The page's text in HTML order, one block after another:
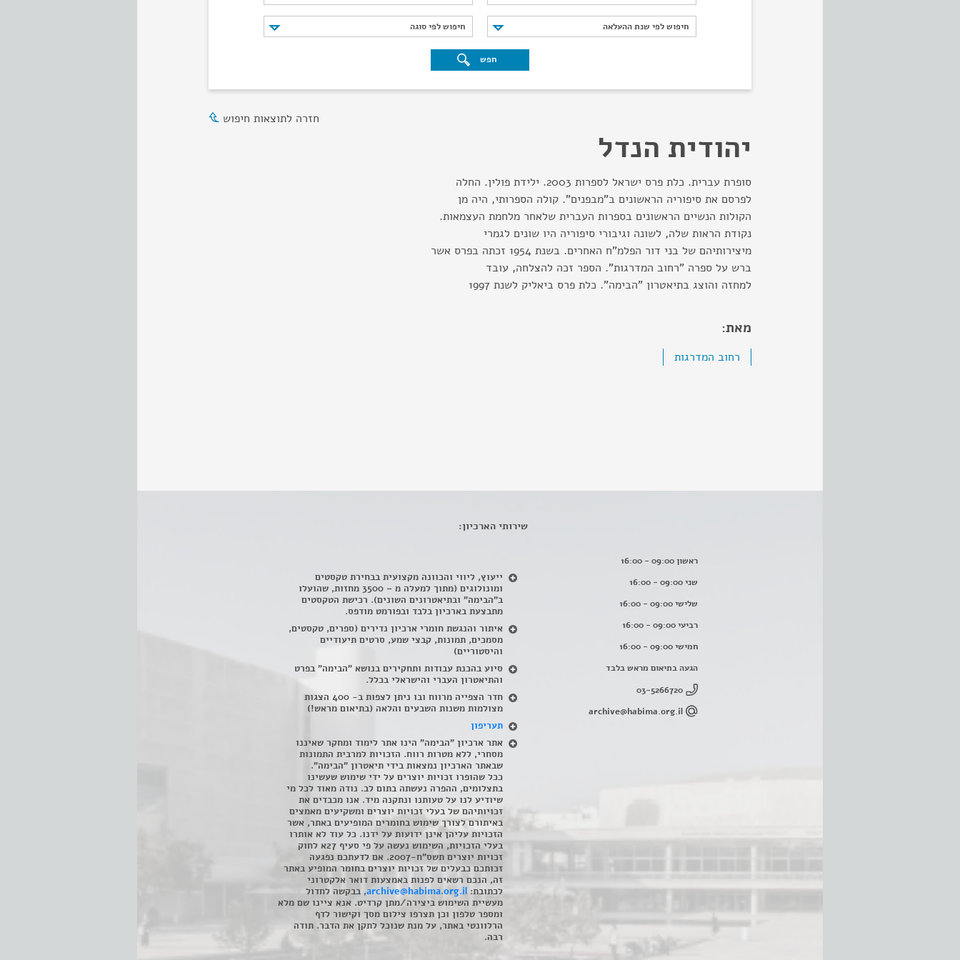
חיפוש לפי שנת ההעלאה
חיפוש לפי שנת ההעלאה חיפוש לפי סוגה
חיפוש לפי סוגה
חפש
חזרה לתוצאות חיפוש
יהודית הנדל
סופרת עברית. כלת פרס ישראל לספרות 2003. ילידת פולין. החלה
לפרסם את סיפוריה הראשונים ב"מבפנים". קולה הספרותי, היה מן
הקולות הנשיים הראשונים בספרות העברית שלאחר מלחמת העצמאות.
נקודת הראות שלה, לשונה וגיבורי סיפוריה היו שונים לגמרי
מיצירותיהם של בני דור הפלמ"ח האחרים. בשנת 1954 זכתה בפרס אשר
ברש על ספרה "רחוב המדרגות". הספר זכה להצלחה, עובד
למחזה והוצג בתיאטרון "הבימה". כלת פרס ביאליק לשנת 1997
מאת:
רחוב המדרגות
ראשון 09:00 - 16:00
שני 09:00 - 16:00
שלישי 09:00 - 16:00
רביעי 09:00 - 16:00
חמישי 09:00 - 16:00
הגעה בתיאום מראש בלבד
03-5266720
archive@habima.org.il
שירותי הארכיון:
ייעוץ, ליווי והכוונה מקצועית בבחירת טקסטים
ומונולוגים (מתוך למעלה מ – 3500 מחזות, שהועלו
ב"הבימה" ובתיאטרונים השונים). רכישת הטקסטים
מתבצעת בארכיון בלבד ובפורמט מודפס.
איתור והנגשת חומרי ארכיון נדירים (ספרים, טקסטים,
מסמכים, תמונות, קבצי שמע, סרטים תיעודיים
והיסטוריים)
סיוע בהכנת עבודות ותחקירים בנושא "הבימה" בפרט
והתיאטרון העברי והישראלי בכלל.
חדר הצפייה מרווח ובו ניתן לצפות ב- 400 הצגות
מצולמות משנות השבעים והלאה (בתיאום מראש!)
תעריפון
אתר ארכיון "הבימה" הינו אתר לימוד ומחקר שאיננו
מסחרי, ללא מטרות רווח. הזכויות למרבית התמונות
שבאתר הארכיון נמצאות בידי תיאטרון "הבימה".
ככל שהופרו זכויות יוצרים על ידי שימוש שעשינו
בתצלומים, ההפרה נעשתה בתום לב. נודה מאוד לכל מי
שיודיע לנו על טעותנו ונתקנה מיד. אנו מכבדים את
זכויותיהם של בעלי זכויות יוצרים ומשקיעים מאמצים
באיתורם לצורך שימוש בחומרים המופיעים באתר, אשר
הזכויות עליהן אינן ידועות על ידנו. כל עוד לא אותרו
בעלי הזכויות, השימוש נעשה על פי סעיף 27א לחוק
זכויות יוצרים תשס"ח-2007. אם לדעתכם נפגעה
זכותכם כבעלים של זכויות יוצרים בחומר המופיע באתר
זה, הנכם רשאים לפנות באמצעות דואר אלקטרוני
לכתובת: archive@habima.org.il, בבקשה לחדול
מעשיית השימוש ביצירה/מתן קרדיט. אנא ציינו שם מלא
ומספר טלפון וכן תצרפו צילום מסך וקישור לדף
הרלוונטי באתר, על מנת שנוכל לתקן את הדבר. תודה
רבה.